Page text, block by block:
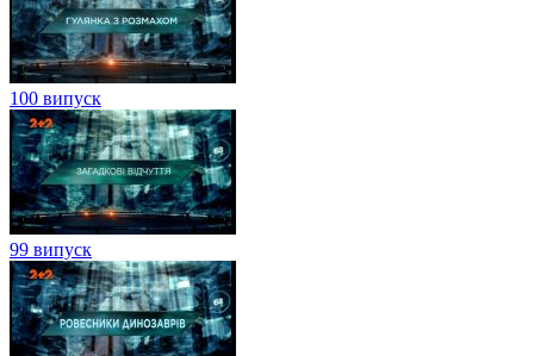
100 випуск
99 випуск